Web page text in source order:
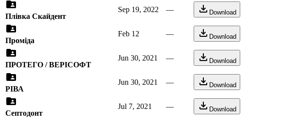
Плівка Скайдент
Sep 19, 2022 — Download
Проміда
Feb 12 — Download
ПРОТЕГО / ВЕРІСОФТ
Jun 30, 2021 — Download
РІВА
Jun 30, 2021 — Download
Септодонт
Jul 7, 2021 — Download